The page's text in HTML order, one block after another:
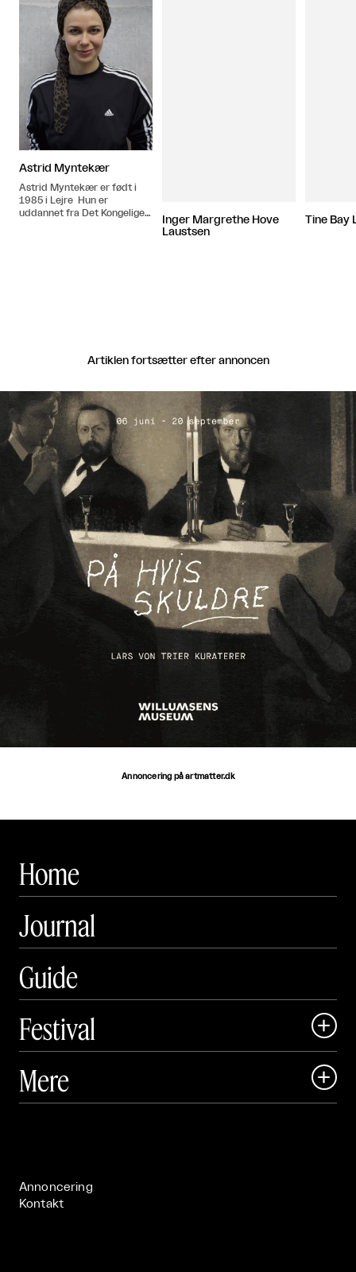
Astrid Myntekær
Astrid Myntekær er født i
1985 i Lejre Hun er
uddannet fra Det Kongelige
Inger Margrethe Hove
Laustsen
Tine Bay
Artiklen fortsætter efter annoncen
Annoncering på artmatter.dk
Home
Journal
Guide
Festival

 Art Matter Festival
Mere 
Annoncering
Kontakt